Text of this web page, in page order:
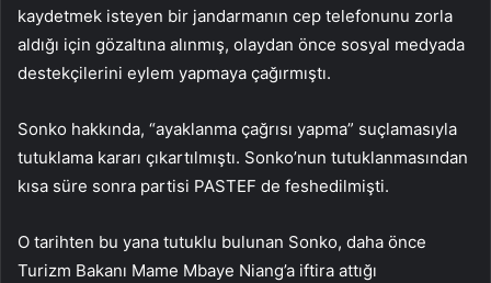
kaydetmek isteyen bir jandarmanın cep telefonunu zorla
aldığı için gözaltına alınmış, olaydan önce sosyal medyada
destekçilerini eylem yapmaya çağırmıştı.
Sonko hakkında, “ayaklanma çağrısı yapma” suçlamasıyla
tutuklama kararı çıkartılmıştı. Sonko’nun tutuklanmasından
kısa süre sonra partisi PASTEF de feshedilmişti.
O tarihten bu yana tutuklu bulunan Sonko, daha önce
Turizm Bakanı Mame Mbaye Niang’a iftira attığı